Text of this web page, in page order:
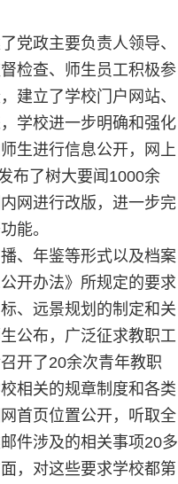
党政主要负责人领导、
检查、师生员工积极参
建立了学校门户网站、
学校进一步明确和强化
生进行信息公开，网上
布了树大要闻1000余
网进行改版，进一步完
能。
、年鉴等形式以及档案
开办法》所规定的要求
、远景规划的制定和关
公布，广泛征求教职工
开了20余次青年教职
相关的规章制度和各类
首页位置公开，听取全
件涉及的相关事项20多
，对这些要求学校都第